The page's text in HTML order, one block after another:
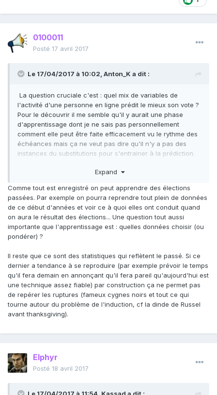
0100011
Posté 17 avril 2017
Le 17/04/2017 à 10:02, Anton_K a dit :
La question cruciale c'est : quel mix de variables de
l'activité d'une personne en ligne prédit le mieux son vote ?
Pour le découvrir il me semble qu'il y aurait une phase
d'apprentissage dont je ne sais pas personnellement
comment elle peut être faite efficacement vu le rythme des
échéances mais ça ne veut pas dire qu'il n'y a pas des
instances du substitutions pour s'entrainer à la prédiction.
Expand
Comme tout est enregistré on peut apprendre des élections
passées. Par exemple on pourra reprendre tout plein de données
de ce début d'années et voir ce à quoi elles ont conduit quand
on aura le résultat des élections... Une question tout aussi
importante que l'apprentissage est : quelles données choisir (ou
pondérer) ?
Il reste que ce sont des statistiques qui reflètent le passé. Si ce
dernier a tendance à se reproduire (par exemple prévoir le temps
qu'il fera demain en annonçant qu'il fera pareil qu'aujourd'hui est
une technique assez fiable) par construction ça ne permet pas
de repérer les ruptures (fameux cygnes noirs et tout ce qui
tourne autour du problème de l'induction, cf la dinde de Russel
avant thanksgiving).
Elphyr
Posté 18 avril 2017